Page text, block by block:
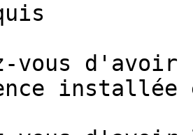
vous d'avoir
installée